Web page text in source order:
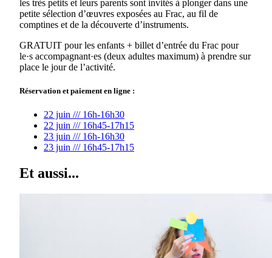
les très petits et leurs parents sont invités à plonger dans une
petite sélection d’œuvres exposées au Frac, au fil de
comptines et de la découverte d’instruments.
GRATUIT pour les enfants + billet d’entrée du Frac pour
le·s accompagnant·es (deux adultes maximum) à prendre sur
place le jour de l’activité.
Réservation et paiement en ligne :
22 juin /// 16h-16h30
22 juin /// 16h45-17h15
23 juin /// 16h-16h30
23 juin /// 16h45-17h15
Et aussi...